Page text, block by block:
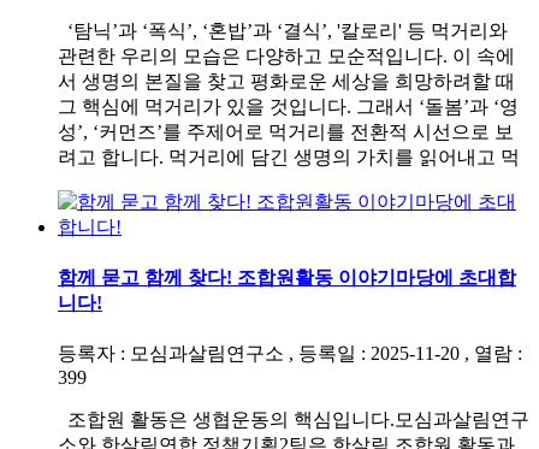
‘탐닉’과 ‘폭식’, ‘혼밥’과 ‘결식’, '칼로리' 등 먹거리와
관련한 우리의 모습은 다양하고 모순적입니다. 이 속에
서 생명의 본질을 찾고 평화로운 세상을 희망하려할 때
그 핵심에 먹거리가 있을 것입니다. 그래서 ‘돌봄’과 ‘영
성’, ‘커먼즈’를 주제어로 먹거리를 전환적 시선으로 보
려고 합니다. 먹거리에 담긴 생명의 가치를 읽어내고 먹
함께 묻고 함께 찾다! 조합원활동 이야기마당에 초대합
니다!
등록자 : 모심과살림연구소 , 등록일 : 2025-11-20 , 열람 :
399
조합원 활동은 생협운동의 핵심입니다.모심과살림연구